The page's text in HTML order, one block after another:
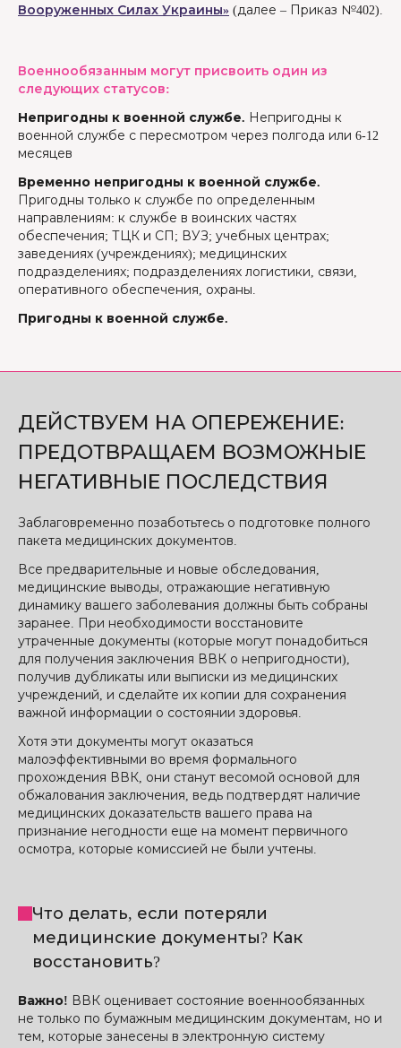
Вооруженных Силах Украины» (далее – Приказ №402).
Военнообязанным могут присвоить один из
следующих статусов:
Непригодны к военной службе. Непригодны к
военной службе с пересмотром через полгода или 6-12
месяцев
Временно непригодны к военной службе.
Пригодны только к службе по определенным
направлениям: к службе в воинских частях
обеспечения; ТЦК и СП; ВУЗ; учебных центрах;
заведениях (учреждениях); медицинских
подразделениях; подразделениях логистики, связи,
оперативного обеспечения, охраны.
Пригодны к военной службе.
ДЕЙСТВУЕМ НА ОПЕРЕЖЕНИЕ:
ПРЕДОТВРАЩАЕМ ВОЗМОЖНЫЕ
НЕГАТИВНЫЕ ПОСЛЕДСТВИЯ
Заблаговременно позаботьтесь о подготовке полного
пакета медицинских документов.
Все предварительные и новые обследования,
медицинские выводы, отражающие негативную
динамику вашего заболевания должны быть собраны
заранее. При необходимости восстановите
утраченные документы (которые могут понадобиться
для получения заключения ВВК о непригодности),
получив дубликаты или выписки из медицинских
учреждений, и сделайте их копии для сохранения
важной информации о состоянии здоровья.
Хотя эти документы могут оказаться
малоэффективными во время формального
прохождения ВВК, они станут весомой основой для
обжалования заключения, ведь подтвердят наличие
медицинских доказательств вашего права на
признание негодности еще на момент первичного
осмотра, которые комиссией не были учтены.
Что делать, если потеряли
медицинские документы? Как
восстановить?
Важно! ВВК оценивает состояние военнообязанных
не только по бумажным медицинским документам, но и
тем, которые занесены в электронную систему